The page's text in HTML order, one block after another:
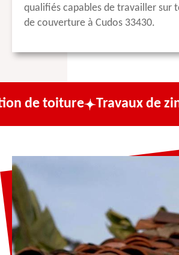
qualifiés capables de travailler sur
de couverture à Cudos 33430.
Travaux de zinguerie